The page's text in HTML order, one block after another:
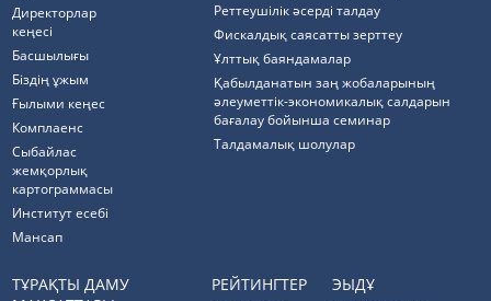
Директорлар
кеңесі
Басшылығы
Біздің ұжым
Ғылыми кеңес
Комплаенс
Cыбайлас
жемқорлық
картограммасы
Институт есебі
Мансап
Реттеушілік әсерді талдау
Фискалдық саясатты зерттеу
Ұлттық баяндамалар
Қабылданатын заң жобаларының
әлеуметтік-экономикалық салдарын
бағалау бойынша семинар
Талдамалық шолулар
ТҰРАҚТЫ ДАМУ
РЕЙТИНГТЕР ЭЫДҰ